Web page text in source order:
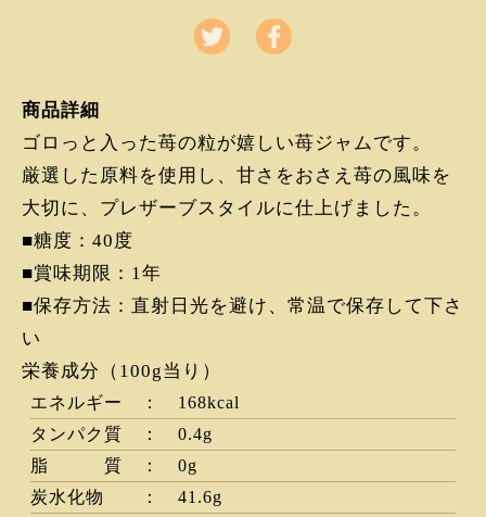
商品詳細
ゴロっと入った苺の粒が嬉しい苺ジャムです。
厳選した原料を使用し、甘さをおさえ苺の風味を
大切に、プレザーブスタイルに仕上げました。
■糖度：40度
■賞味期限：1年
■保存方法：直射日光を避け、常温で保存して下さ
い
栄養成分（100g当り）
エネルギー ： 168kcal
タンパク質 ： 0.4g
脂 質 ： 0g
炭水化物 ： 41.6g